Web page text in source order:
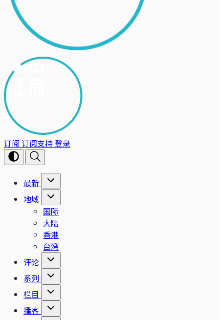
订阅 订阅支持登录
最新
地域
国际
大陆
香港
台湾
评论
系列
栏目
播客